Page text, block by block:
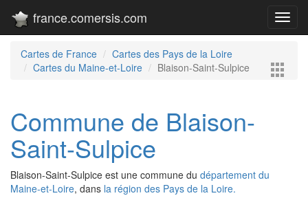
france.comersis.com
Cartes de France
Cartes des Pays de la Loire
Cartes du Maine-et-Loire
Blaison-Saint-Sulpice
Commune de Blaison-
Saint-Sulpice
Blaison-Saint-Sulpice est une commune du département du
Maine-et-Loire, dans la région des Pays de la Loire.